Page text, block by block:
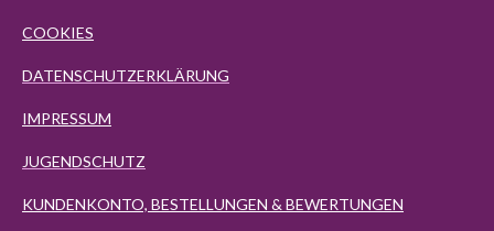
COOKIES
DATENSCHUTZERKLÄRUNG
IMPRESSUM
JUGENDSCHUTZ
KUNDENKONTO, BESTELLUNGEN & BEWERTUNGEN